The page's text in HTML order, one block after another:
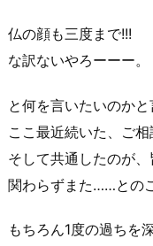
仏の顔も三度まで!!!
な訳ないやろーーー。
と何を言いたいのかと
ここ最近続いた、ご
そして共通したのが
関わらずまた……との
もちろん1度の過ちを